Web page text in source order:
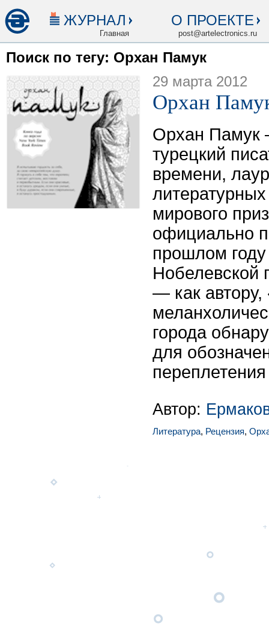
ЖУРНАЛ
Главная
О ПРОЕКТЕ
post@artelectronics.ru
Поиск по тегу: Орхан Памук
29 марта 2012
Орхан
Орхан Памук
турецкий
времени,
мирового
официально
прошлом
Нобелевской
— как автору,
города
для
Автор:
Литература, Рецензия,